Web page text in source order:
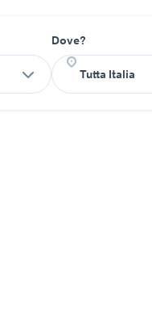
Dove?